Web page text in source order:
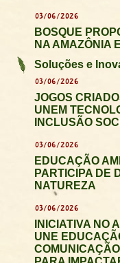
03/06/2026
BOSQUE
NA AMAZÔNIA
Soluções e
03/06/2026
JOGOS
UNEM
INCLUSÃO
03/06/2026
EDUCAÇÃO
PARTICIPA DE
NATUREZA
03/06/2026
INICIATIVA NO
UNE